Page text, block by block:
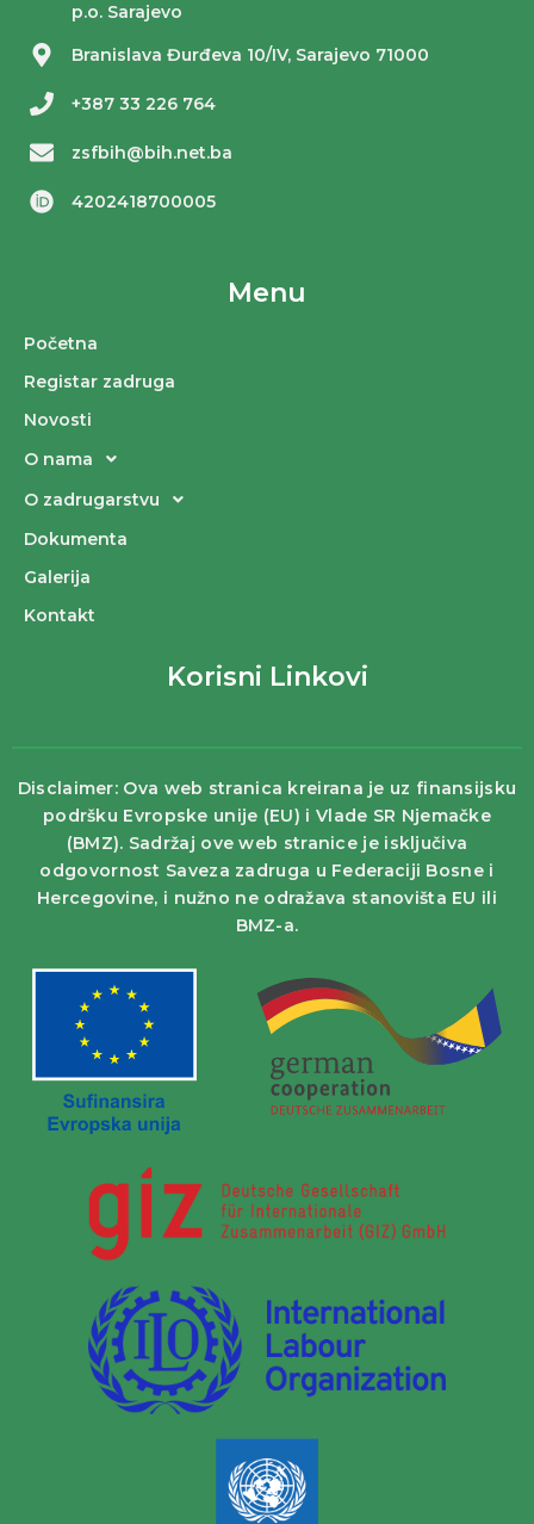
p.o. Sarajevo
Branislava Đurđeva 10/IV, Sarajevo 71000
+387 33 226 764
zsfbih@bih.net.ba
4202418700005
Menu
Početna
Registar zadruga
Novosti
O nama
O zadrugarstvu
Dokumenta
Galerija
Kontakt
Korisni Linkovi
Disclaimer: Ova web stranica kreirana je uz finansijsku
podršku Evropske unije (EU) i Vlade SR Njemačke
(BMZ). Sadržaj ove web stranice je isključiva
odgovornost Saveza zadruga u Federaciji Bosne i
Hercegovine, i nužno ne odražava stanovišta EU ili
BMZ-a.